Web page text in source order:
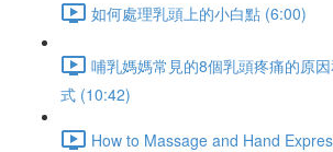
如何處理乳頭上的小白點 (6:00)
哺乳媽媽常見的8個乳頭疼痛的原
式 (10:42)
How to Massage and Hand